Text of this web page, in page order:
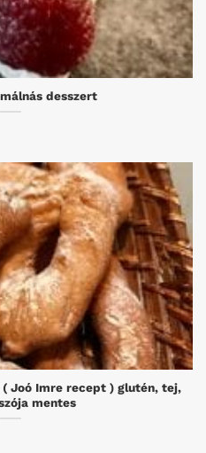
desszert
Joó Imre recept ) glutén, tej,
mentes